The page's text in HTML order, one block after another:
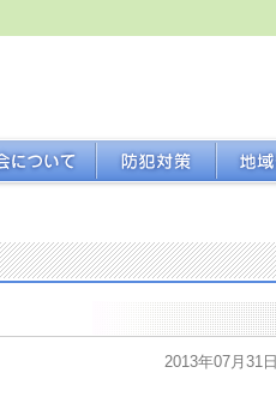
2013年07月31日